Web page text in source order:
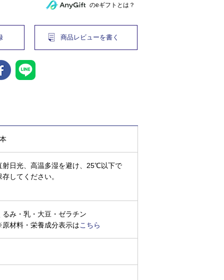
のeギフトとは？
商品レビューを書く
射日光、高温多湿を避け、25℃以下で
存してください。
るみ・乳・大豆・ゼラチン
材料・栄養成分表示はこちら